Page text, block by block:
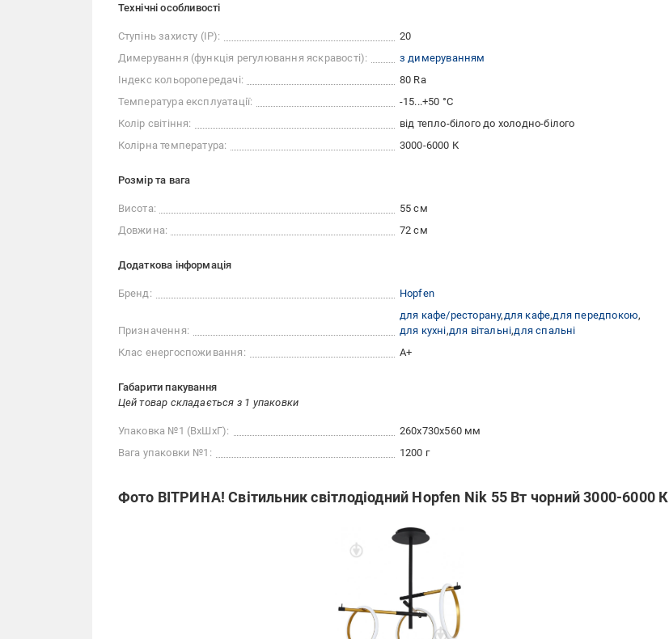
Технічні особливості
Ступінь захисту (IP):
20
Димерування (функція регулювання яскравості):
з димеруванням
Індекс кольоропередачі:
80 Ra
Температура експлуатації:
-15...+50 °C
Колір світіння:
від тепло-білого до холодно-білого
Колірна температура:
3000-6000 К
Розмір та вага
Висота:
55 см
Довжина:
72 см
Додаткова інформація
Бренд: Hopfen
Призначення:
для кафе/ресторану для кафе для передпокою
для кухні для вітальні для спальні
Клас енергоспоживання:
A+
Габарити пакування
Цей товар складається з 1 упаковки
Упаковка №1 (ВхШхГ):
260x730x560 мм
Вага упаковки №1:
1200 г
Фото ВІТРИНА! Світильник світлодіодний Hopfen Nik 55 Вт чорний 3000-6000 К